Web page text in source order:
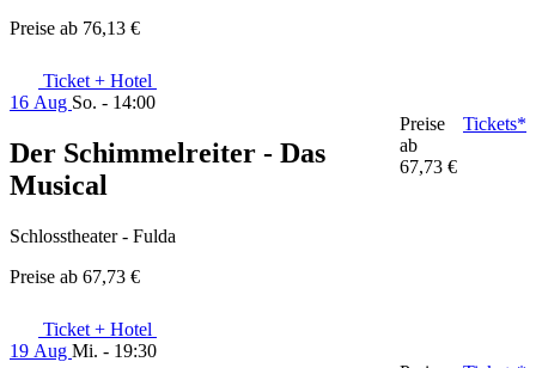
Preise ab 76,13 €
Ticket + Hotel
16 Aug So. - 14:00
Der Schimmelreiter - Das
Musical
Schlosstheater - Fulda
Preise ab 67,73 €
Preise
ab
67,73 €
Tickets*
Ticket + Hotel
19 Aug Mi. - 19:30